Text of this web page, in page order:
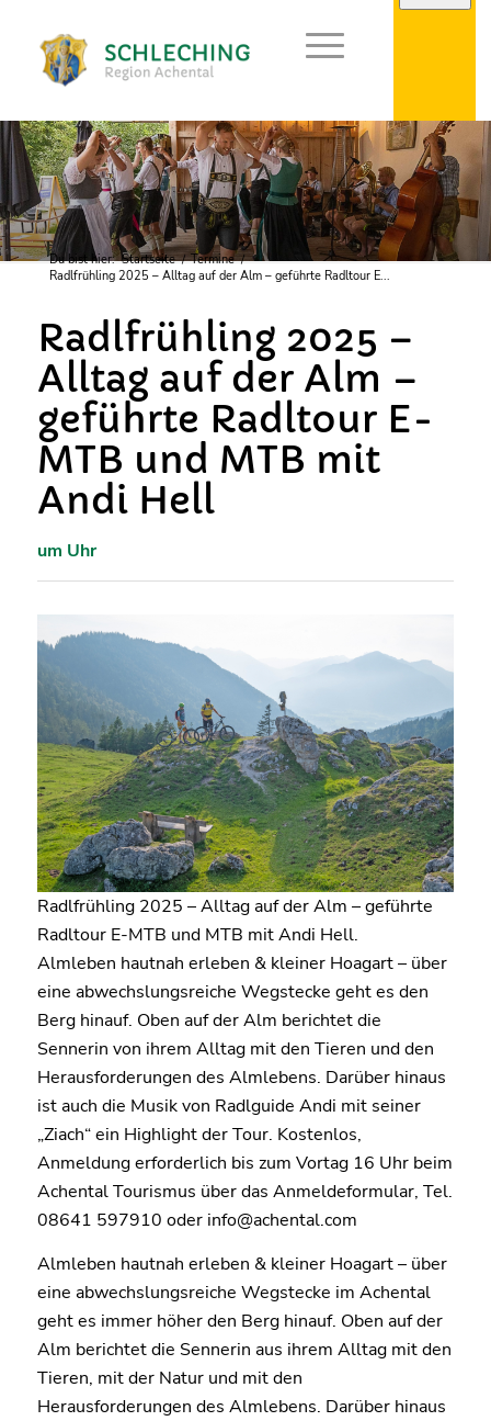
Du bist hier: Startseite / Termine /
Radlfrühling 2025 – Alltag auf der Alm – geführte Radltour E...
Radlfrühling 2025 –
Alltag auf der Alm –
geführte Radltour E-
MTB und MTB mit
Andi Hell
um Uhr
Radlfrühling 2025 – Alltag auf der Alm – geführte
Radltour E-MTB und MTB mit Andi Hell.
Almleben hautnah erleben & kleiner Hoagart – über
eine abwechslungsreiche Wegstecke geht es den
Berg hinauf. Oben auf der Alm berichtet die
Sennerin von ihrem Alltag mit den Tieren und den
Herausforderungen des Almlebens. Darüber hinaus
ist auch die Musik von Radlguide Andi mit seiner
„Ziach“ ein Highlight der Tour. Kostenlos,
Anmeldung erforderlich bis zum Vortag 16 Uhr beim
Achental Tourismus über das Anmeldeformular, Tel.
08641 597910 oder info@achental.com
Almleben hautnah erleben & kleiner Hoagart – über
eine abwechslungsreiche Wegstecke im Achental
geht es immer höher den Berg hinauf. Oben auf der
Alm berichtet die Sennerin aus ihrem Alltag mit den
Tieren, mit der Natur und mit den
Herausforderungen des Almlebens. Darüber hinaus